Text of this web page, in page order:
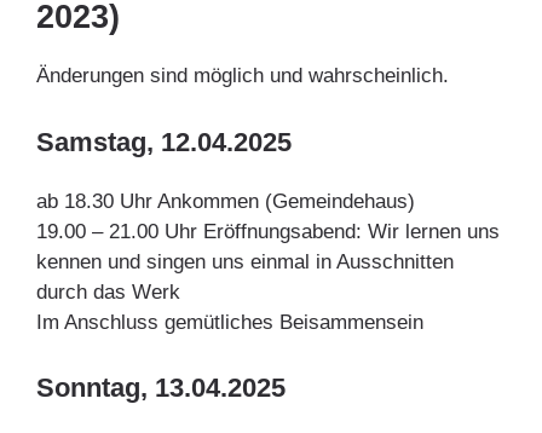
2023)
Änderungen sind möglich und wahrscheinlich.
Samstag, 12.04.2025
ab 18.30 Uhr Ankommen (Gemeindehaus)
19.00 – 21.00 Uhr Eröffnungsabend: Wir lernen uns
kennen und singen uns einmal in Ausschnitten
durch das Werk
Im Anschluss gemütliches Beisammensein
Sonntag, 13.04.2025